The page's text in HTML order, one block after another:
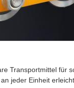
Transportmittel für
jeder Einheit